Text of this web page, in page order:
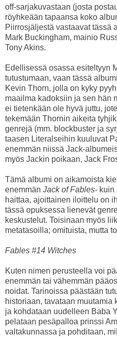
off-sarjakuvastaan (josta
röyhkeään tapaansa koko
Piirrosjäljestä vastaavat tässä
Mark Buckingham, mainio
Tony Akins.
Edellisessä osassa esiteltyyn
tutustumaan, vaan tässä
Kevin Thorn, jolla on kyky
maailma kadoksiin ja sen hän
ei tietenkään ole hyvä juttu,
tekemään Thornin aikeita
genrejä (mm. blockbuster ja
taasen Literalseihin kuuluvat
enemmän niissä Jack-
myös Jackin poikaan, Jack
Tämä albumi on aikamoista
enemmän Jack of Fables- kuin
haittaa, ajoittainen iloittelu on
tässä opuksessa lienevät
keskustelut. Toisinaan myös
metatasoilla; omituista, mutta
Fables #14 Witches
Kuten nimen perusteella voi
enemmän tai vähemmän
noidat. Tarinoissa päästään
historiaan, tavataan
ja kohdataan uudelleen Baba
pelataan pesäpalloa prinssi
valtakunnassa ja pohditaan,